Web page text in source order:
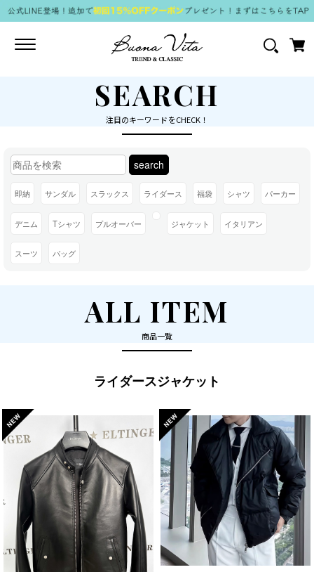
Toggle
SEARCH
注目のキーワードをCHECK！
search
即納 サンダル スラックス ライダース 福袋 シャツ パーカー
デニム Tシャツ プルオーバー ジャケット イタリアン
スーツ バッグ
ALL ITEM
商品一覧
ライダースジャケット